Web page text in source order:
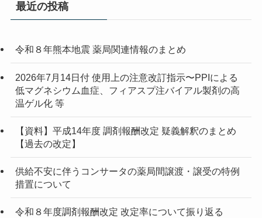
最近の投稿
令和８年熊本地震 薬局関連情報のまとめ
2026年7月14日付 使用上の注意改訂指示〜PPIによる
低マグネシウム血症、フィアスプ注バイアル製剤の高
温ゲル化 等
【資料】平成14年度 調剤報酬改定 疑義解釈のまとめ
【過去の改定】
供給不安に伴うコンサータの薬局間譲渡・譲受の特例
措置について
令和８年度調剤報酬改定 改定率について振り返る